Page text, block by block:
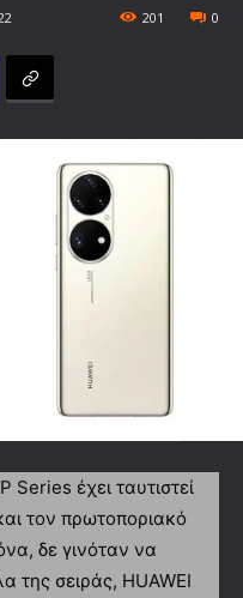
0
201
Series έχει ταυτιστεί
τον πρωτοποριακό
δε γινόταν να
της σειράς, HUAWEI